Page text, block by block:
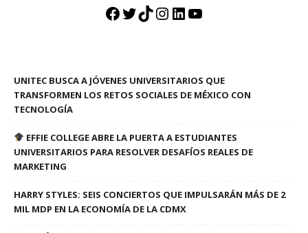
Facebook
Twitter
TikTok
Instagram
LinkedIn
YouTube
UNITEC BUSCA A JÓVENES UNIVERSITARIOS QUE
TRANSFORMEN LOS RETOS SOCIALES DE MÉXICO CON
TECNOLOGÍA
EFFIE COLLEGE ABRE LA PUERTA A ESTUDIANTES
UNIVERSITARIOS PARA RESOLVER DESAFÍOS REALES DE
MARKETING
HARRY STYLES: SEIS CONCIERTOS QUE IMPULSARÁN MÁS DE 2
MIL MDP EN LA ECONOMÍA DE LA CDMX